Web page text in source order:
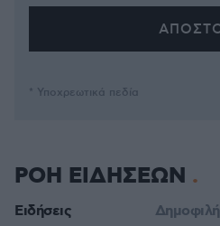
* Υποχρεωτικά πεδία
ΡΟΗ ΕΙΔΗΣΕΩΝ
Ειδήσεις Δημοφιλή